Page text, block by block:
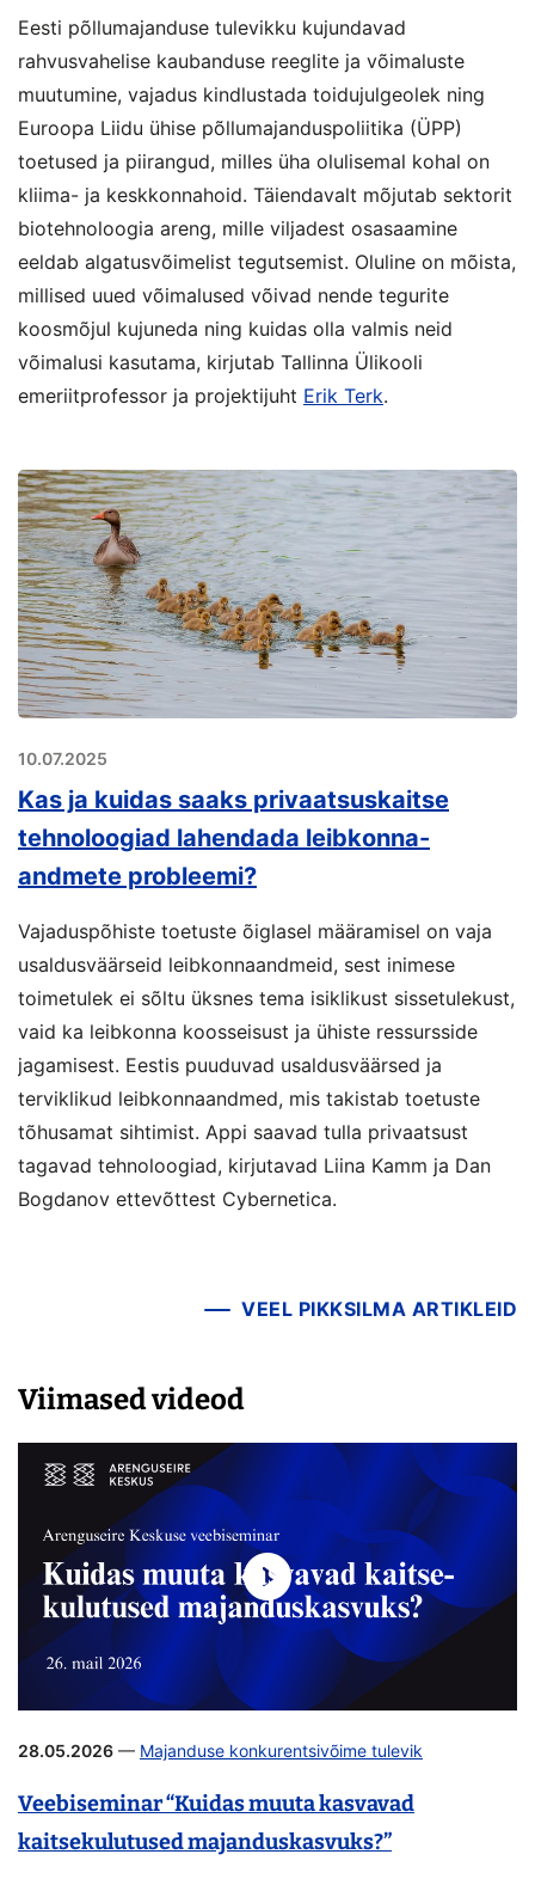
Eesti põllumajanduse tulevikku kujundavad
rahvusvahelise kaubanduse reeglite ja võimaluste
muutumine, vajadus kindlustada toidujulgeolek ning
Euroopa Liidu ühise põllumajanduspoliitika (ÜPP)
toetused ja piirangud, milles üha olulisemal kohal on
kliima- ja keskkonnahoid. Täiendavalt mõjutab sektorit
biotehnoloogia areng, mille viljadest osasaamine
eeldab algatusvõimelist tegutsemist. Oluline on mõista,
millised uued võimalused võivad nende tegurite
koosmõjul kujuneda ning kuidas olla valmis neid
võimalusi kasutama, kirjutab Tallinna Ülikooli
emeriitprofessor ja projektijuht Erik Terk.
10.07.2025
Kas ja kuidas saaks privaatsuskaitse
tehnoloogiad lahendada leibkonna-
andmete probleemi?
Vajaduspõhiste toetuste õiglasel määramisel on vaja
usaldusväärseid leibkonnaandmeid, sest inimese
toimetulek ei sõltu üksnes tema isiklikust sissetulekust,
vaid ka leibkonna koosseisust ja ühiste ressursside
jagamisest. Eestis puuduvad usaldusväärsed ja
terviklikud leibkonnaandmed, mis takistab toetuste
tõhusamat sihtimist. Appi saavad tulla privaatsust
tagavad tehnoloogiad, kirjutavad Liina Kamm ja Dan
Bogdanov ettevõttest Cybernetica.
VEEL PIKKSILMA ARTIKLEID
Viimased videod
28.05.2026 — Majanduse konkurentsivõime tulevik
Veebiseminar “Kuidas muuta kasvavad
kaitsekulutused majanduskasvuks?”